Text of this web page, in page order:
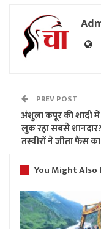
PREV POST
अंशुला कपूर की शादी
लुक रहा सबसे शानदार?
तस्वीरों ने जीता फैंस
You Might Also